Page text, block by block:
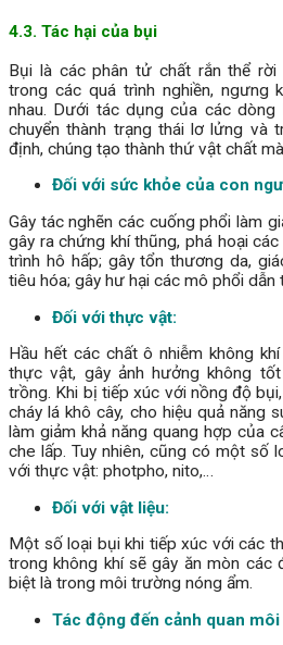
4.3. Tác hại của bụi
Bụi là các phân tử chất rắn thể
trong các quá trình nghiền, ngưng
nhau. Dưới tác dụng của các dòng
chuyển thành trạng thái lơ lửng và
định, chúng tạo thành thứ vật chất
Đối với sức khỏe của con
Gây tác nghẽn các cuống phổi làm
gây ra chứng khí thũng, phá hoại
trình hô hấp; gây tổn thương da,
tiêu hóa; gây hư hại các mô phổi dẫn
Đối với thực vật:
Hầu hết các chất ô nhiễm không
thực vật, gây ảnh hưởng không
trồng. Khi bị tiếp xúc với nồng độ
cháy lá khô cây, cho hiệu quả năng
làm giảm khả năng quang hợp của
che lấp. Tuy nhiên, cũng có một số
với thực vật: photpho, nito,…
Đối với vật liệu:
Một số loại bụi khi tiếp xúc với các
trong không khí sẽ gây ăn mòn
biệt là trong môi trường nóng ẩm.
Tác động đến cảnh quan